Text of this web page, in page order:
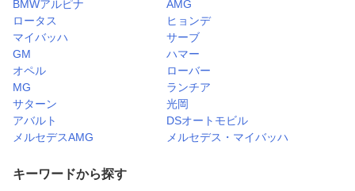
BMWアルピナ
AMG
ロータス
ヒョンデ
マイバッハ
サーブ
GM
ハマー
オペル
ローバー
MG
ランチア
サターン
光岡
アバルト
DSオートモビル
メルセデスAMG
メルセデス・マイバッハ
キーワードから探す